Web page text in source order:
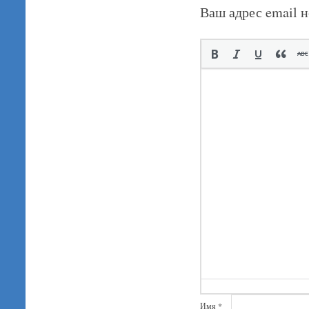
Ваш адрес email
Имя *